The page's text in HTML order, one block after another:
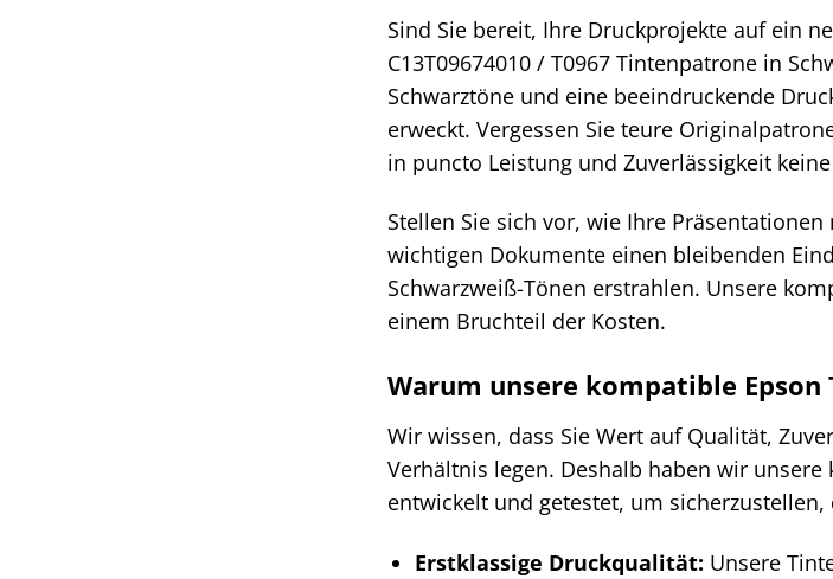
Sind Sie bereit, Ihre Druckprojekte auf ein
C13T09674010 / T0967 Tintenpatrone in
Schwarztöne und eine beeindruckende
erweckt. Vergessen Sie teure
in puncto Leistung und Zuverlässigkeit
Stellen Sie sich vor, wie Ihre
wichtigen Dokumente einen bleibenden
Schwarzweiß-Tönen erstrahlen. Unsere
einem Bruchteil der Kosten.
Warum unsere kompatible
Wir wissen, dass Sie Wert auf Qualität,
Verhältnis legen. Deshalb haben wir
entwickelt und getestet, um
Erstklassige Druckqualität: Unsere